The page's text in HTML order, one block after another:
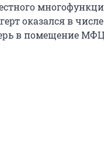
оказался в
в помещение МФЦ.